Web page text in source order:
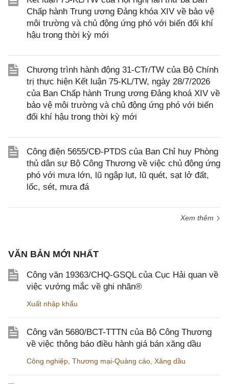
Chấp hành Trung ương Đảng khóa XIV về bảo vệ
môi trường và chủ động ứng phó với biến đổi khí
hậu trong thời kỳ mới
Chương trình hành động 31-CTr/TW của Bộ Chính
trị thực hiện Kết luận 75-KL/TW, ngày 28/7/2026
của Ban Chấp hành Trung ương Đảng khoá XIV về
bảo vệ môi trường và chủ động ứng phó với biến
đổi khí hậu trong thời kỳ mới
Công điện 5655/CĐ-PTDS của Ban Chỉ huy Phòng
thủ dân sự Bộ Công Thương về việc chủ động ứng
phó với mưa lớn, lũ ngập lụt, lũ quét, sạt lở đất,
lốc, sét, mưa đá
Xem thêm
VĂN BẢN MỚI NHẤT
Công văn 19363/CHQ-GSQL của Cục Hải quan về
việc vướng mắc về ghi nhãn®
Xuất nhập khẩu
Công văn 5680/BCT-TTTN của Bộ Công Thương
về việc thông báo điều hành giá bán xăng dầu
Công nghiệp Thương mại-Quảng cáo Xăng dầu